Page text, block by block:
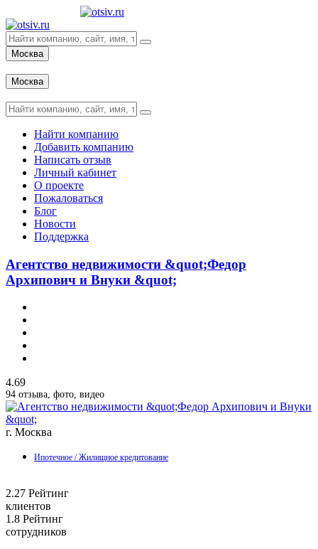
Москва
Москва
Найти компанию
Добавить компанию
Написать отзыв
Личный кабинет
О проекте
Пожаловаться
Блог
Новости
Поддержка
Агентство недвижимости &quot;Федор
Архипович и Внуки &quot;
4.69
94 отзыва, фото, видео
г. Москва
Ипотечное / Жилищное кредитование
2.27 Рейтинг
клиентов
1.8 Рейтинг
сотрудников